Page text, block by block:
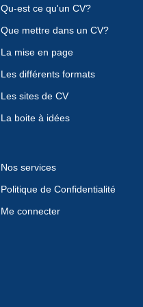
Qu-est ce qu'un CV?
Que mettre dans un CV?
La mise en page
Les différents formats
Les sites de CV
La boite à idées
Nos services
Politique de Confidentialité
Me connecter